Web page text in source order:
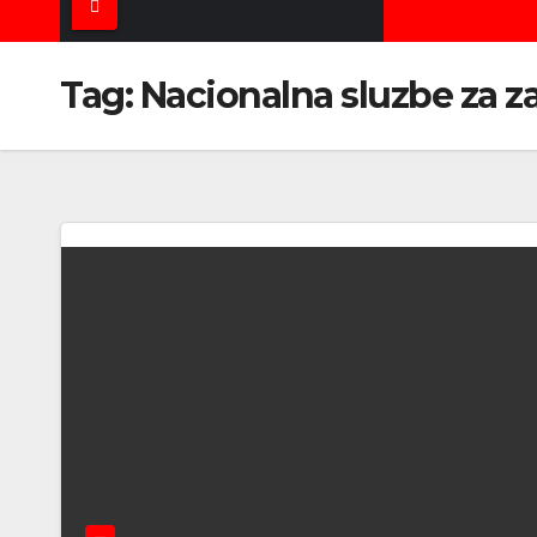
Tag: Nacionalna sluzbe za